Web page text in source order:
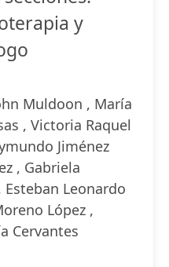
y
Muldoon , María
, Victoria Raquel
Jiménez
, Gabriela
Esteban Leonardo
López ,
Cervantes